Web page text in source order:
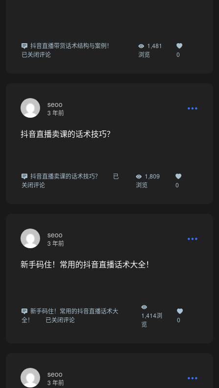
抖音直播带货话术结构与案例！
已关闭评论
1,481
浏览
0
seoo
3 年前
抖音直播卖课的话术技巧？
抖音直播卖课的话术技巧？
已
关闭评论
1,809
浏览
0
seoo
3 年前
新手码住！常用的抖音直播话术大全！
新手码住！常用的抖音直播话术大
全！
已关闭评论
1,414浏
览
0
seoo
3 年前